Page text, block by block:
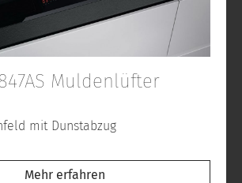
Muldenlüfter
mit Dunstabzug
Mehr erfahren